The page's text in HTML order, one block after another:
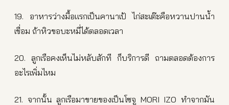
19. อาหารว่างมื้อแรกเป็นคานาเป้ ไก่สะเต๊ะคือหวานปานน้ำ
เชื่อม ถ้าหิวขอบะหมี่ได้ตลอดเวลา
20. ลูกเรือคงเห็นไม่หลับสักที ก็บริการดี ถามตลอดต้องการ
อะไรเพิ่มไหม
21. จากนั้น ลูกเรือมาขายของเป็นโซจู MORI IZO ทำจากมัน